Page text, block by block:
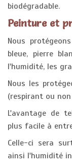
biodégradable.
Peinture et
Nous
bleue, pierre
l'humidité, les
Nous les
(respirant ou
L'avantage de
plus facile à
Celle-ci sera
ainsi l'humidité